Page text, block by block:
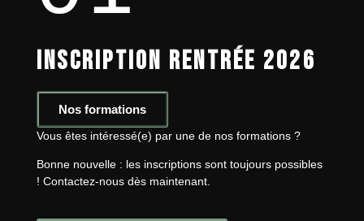
INSCRIPTION RENTRÉE 2026
Nos formations
Vous êtes intéressé(e) par une de nos formations ?
Bonne nouvelle : les inscriptions sont toujours possibles
! Contactez-nous dès maintenant.